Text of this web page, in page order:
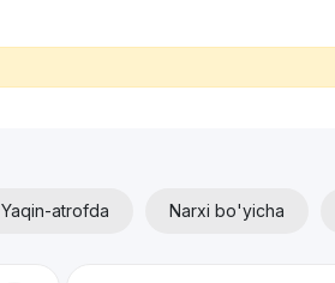
Yaqin-atrofda Narxi bo'yicha